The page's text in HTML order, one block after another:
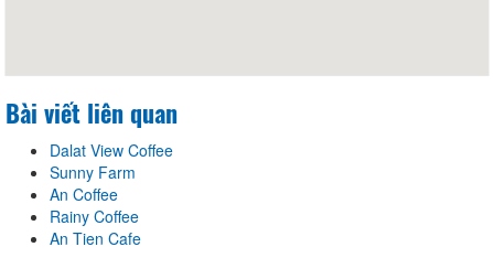
Bài viết liên quan
Dalat View Coffee
Sunny Farm
An Coffee
Rainy Coffee
An Tien Cafe